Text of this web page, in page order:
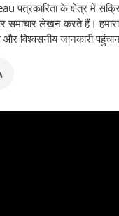
पत्रकारिता के क्षेत्र में
पर समाचार लेखन करते हैं।
और विश्वसनीय जानकारी